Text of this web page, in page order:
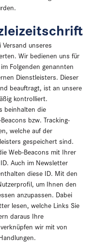
unseres
Wir bedienen uns für
Folgenden genannten
Dienstleisters. Dieser
beauftragt, ist an unsere
kontrolliert.
beinhalten die
bzw. Tracking-
welche auf der
gespeichert sind.
Web-Beacons mit Ihrer
Auch im Newsletter
diese ID. Mit den
um Ihnen den
anzupassen. Dabei
lesen, welche Links Sie
daraus Ihre
wir mit von